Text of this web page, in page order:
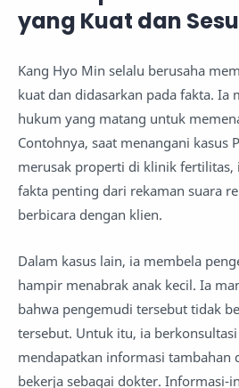
yang Kuat dan
Kang Hyo Min selalu berusaha
kuat dan didasarkan pada fakta. Ia
hukum yang matang untuk
Contohnya, saat menangani kasus
merusak properti di klinik fertilitas,
fakta penting dari rekaman suara
berbicara dengan klien.
Dalam kasus lain, ia membela
hampir menabrak anak kecil. Ia
bahwa pengemudi tersebut tidak
tersebut. Untuk itu, ia
mendapatkan informasi tambahan
bekerja sebagai dokter. Informasi-